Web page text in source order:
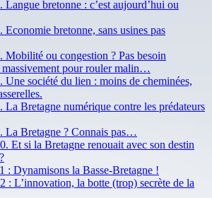
Langue bretonne : c’est aujourd’hui ou
Economie bretonne, sans usines pas
Mobilité ou congestion ? Pas besoin
massivement pour rouler malin…
Une société du lien : moins de cheminées,
La Bretagne numérique contre les prédateurs
La Bretagne ? Connais pas…
Et si la Bretagne renouait avec son destin
: Dynamisons la Basse-Bretagne !
: L’innovation, la botte (trop) secrète de la